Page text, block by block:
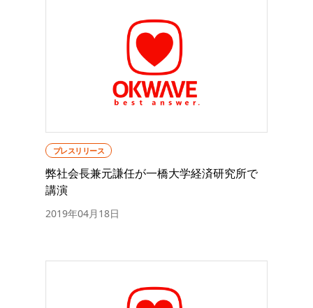
プレスリリース
弊社会長兼元謙任が一橋大学経済研究所で
講演
2019年04月18日